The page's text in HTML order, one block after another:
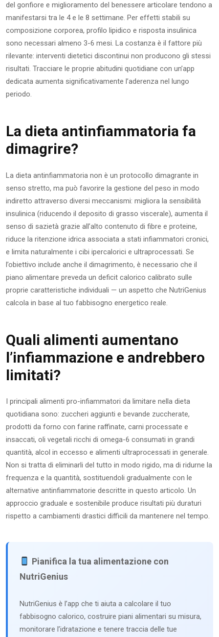
del gonfiore e miglioramento del benessere articolare tendono a
manifestarsi tra le 4 e le 8 settimane. Per effetti stabili su
composizione corporea, profilo lipidico e risposta insulinica
sono necessari almeno 3-6 mesi. La costanza è il fattore più
rilevante: interventi dietetici discontinui non producono gli stessi
risultati. Tracciare le proprie abitudini quotidiane con un’app
dedicata aumenta significativamente l’aderenza nel lungo
periodo.
La dieta antinfiammatoria fa
dimagrire?
La dieta antinfiammatoria non è un protocollo dimagrante in
senso stretto, ma può favorire la gestione del peso in modo
indiretto attraverso diversi meccanismi: migliora la sensibilità
insulinica (riducendo il deposito di grasso viscerale), aumenta il
senso di sazietà grazie all’alto contenuto di fibre e proteine,
riduce la ritenzione idrica associata a stati infiammatori cronici,
e limita naturalmente i cibi ipercalorici e ultraprocessati. Se
l’obiettivo include anche il dimagrimento, è necessario che il
piano alimentare preveda un deficit calorico calibrato sulle
proprie caratteristiche individuali — un aspetto che NutriGenius
calcola in base al tuo fabbisogno energetico reale.
Quali alimenti aumentano
l’infiammazione e andrebbero
limitati?
I principali alimenti pro-infiammatori da limitare nella dieta
quotidiana sono: zuccheri aggiunti e bevande zuccherate,
prodotti da forno con farine raffinate, carni processate e
insaccati, oli vegetali ricchi di omega-6 consumati in grandi
quantità, alcol in eccesso e alimenti ultraprocessati in generale.
Non si tratta di eliminarli del tutto in modo rigido, ma di ridurne la
frequenza e la quantità, sostituendoli gradualmente con le
alternative antinfiammatorie descritte in questo articolo. Un
approccio graduale e sostenibile produce risultati più duraturi
rispetto a cambiamenti drastici difficili da mantenere nel tempo.
Pianifica la tua alimentazione con
NutriGenius
NutriGenius è l’app che ti aiuta a calcolare il tuo
fabbisogno calorico, costruire piani alimentari su misura,
monitorare l’idratazione e tenere traccia delle tue